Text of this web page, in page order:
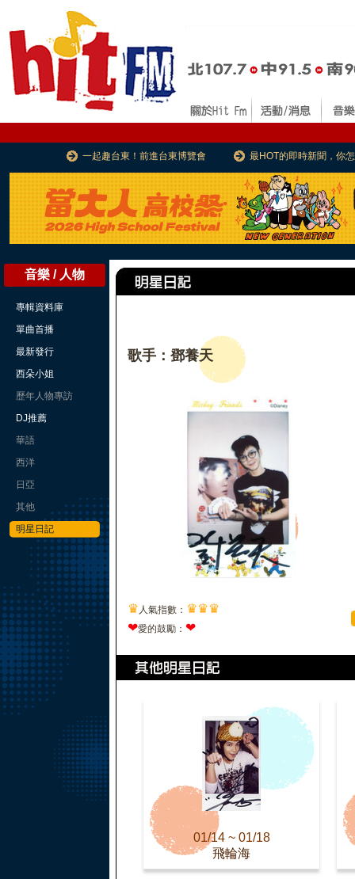
一起趣台東！前進台東博覽會 最HOT的即時新聞，你
音樂 / 人物
專輯資料庫
單曲首播
最新發行
西朵小姐
歷年人物專訪
DJ推薦
華語
西洋
日亞
其他
明星日記
歌手：鄧養天
♛ 人氣指數： ♛♛♛
❤愛的鼓勵： ❤
01/14 ~ 01/18
飛輪海